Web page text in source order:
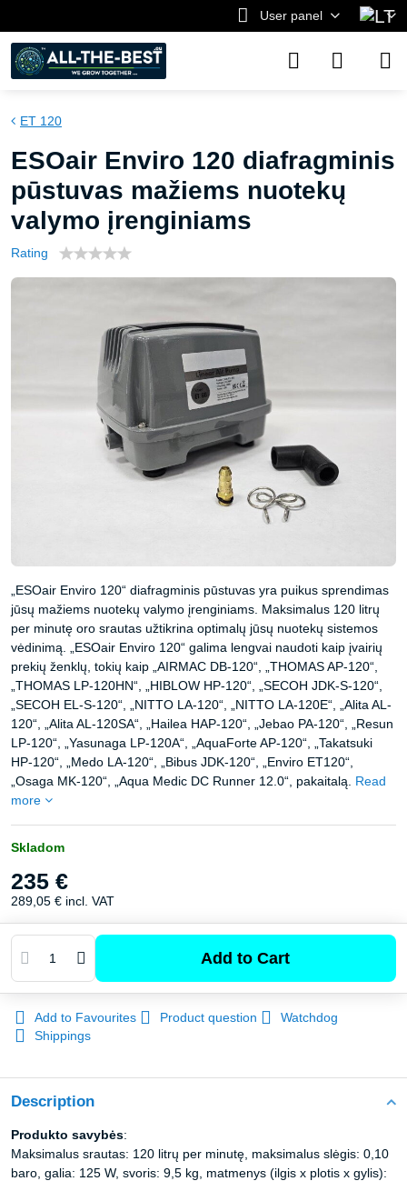
User panel
ET 120
ESOair Enviro 120 diafragminis
pūstuvas mažiems nuotekų
valymo įrenginiams
Rating
„ESOair Enviro 120“ diafragminis pūstuvas yra puikus sprendimas
jūsų mažiems nuotekų valymo įrenginiams. Maksimalus 120 litrų
per minutę oro srautas užtikrina optimalų jūsų nuotekų sistemos
vėdinimą. „ESOair Enviro 120“ galima lengvai naudoti kaip įvairių
prekių ženklų, tokių kaip „AIRMAC DB-120“, „THOMAS AP-120“,
„THOMAS LP-120HN“, „HIBLOW HP-120“, „SECOH JDK-S-120“,
„SECOH EL-S-120“, „NITTO LA-120“, „NITTO LA-120E“, „Alita AL-
120“, „Alita AL-120SA“, „Hailea HAP-120“, „Jebao PA-120“, „Resun
LP-120“, „Yasunaga LP-120A“, „AquaForte AP-120“, „Takatsuki
HP-120“, „Medo LA-120“, „Bibus JDK-120“, „Enviro ET120“,
„Osaga MK-120“, „Aqua Medic DC Runner 12.0“, pakaitalą. Read
more
Skladom
235 €
289,05 € incl. VAT
Add to Cart
Add to Favourites Product question
Watchdog
Shippings
Description
Produkto savybės:
Maksimalus srautas: 120 litrų per minutę, maksimalus slėgis: 0,10
baro, galia: 125 W, svoris: 9,5 kg, matmenys (ilgis x plotis x gylis):